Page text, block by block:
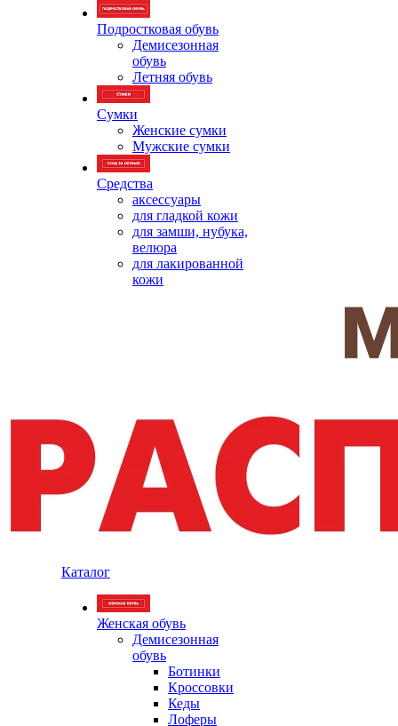
Подростковая обувь
Демисезонная
обувь
Летняя обувь
Сумки
Женские сумки
Мужские сумки
Средства
аксессуары
для гладкой кожи
для замши, нубука,
велюра
для лакированной
кожи
Каталог
Женская обувь
Демисезонная
обувь
Ботинки
Кроссовки
Кеды
Лоферы